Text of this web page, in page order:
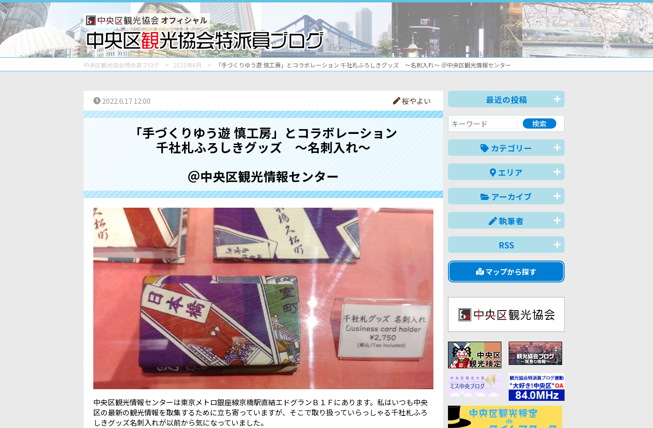
オフィシャル
中央区観光協会特派員ブログ 2022年6月 「手づくりゆう遊 慎工房」とコラボレーション 千社札ふろしきグッズ ～名刺入れ～ ＠中央区観光情報センター
2022.6.17 12:00 桜やよい
「手づくりゆう遊 慎工房」とコラボレーション
千社札ふろしきグッズ ～名刺入れ～
＠中央区観光情報センター
中央区観光情報センターは東京メトロ銀座線京橋駅直結エドグランＢ１Ｆにあります。私はいつも中央
区の最新の観光情報を取集するために立ち寄っていますが、そこで取り扱っていらっしゃる千社札ふろ
しきグッズ名刺入れが以前から気になっていました。
最近の投稿
カテゴリー
エリア
アーカイブ
執筆者
RSS
マップから探す